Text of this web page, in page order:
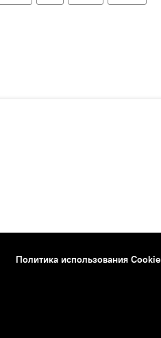
Политика использования Cookie